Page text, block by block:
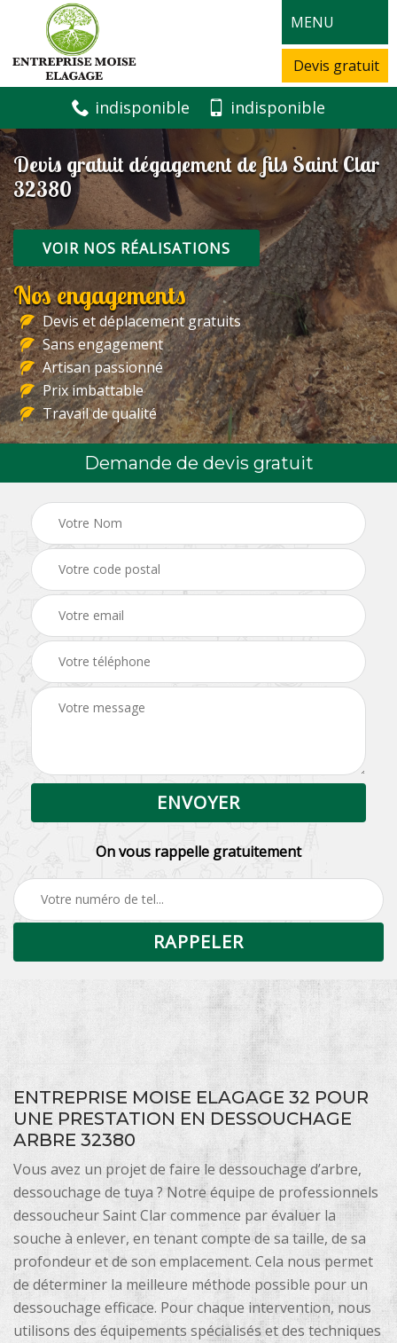
MENU
Devis gratuit
indisponible indisponible
Devis gratuit dégagement de fils Saint Clar
32380
VOIR NOS RÉALISATIONS
Nos engagements
Devis et déplacement gratuits
Sans engagement
Artisan passionné
Prix imbattable
Travail de qualité
Demande de devis gratuit
On vous rappelle gratuitement
ENTREPRISE MOISE ELAGAGE 32 POUR
UNE PRESTATION EN DESSOUCHAGE
ARBRE 32380
Vous avez un projet de faire le dessouchage d’arbre,
dessouchage de tuya ? Notre équipe de professionnels
dessoucheur Saint Clar commence par évaluer la
souche à enlever, en tenant compte de sa taille, de sa
profondeur et de son emplacement. Cela nous permet
de déterminer la meilleure méthode possible pour un
dessouchage efficace. Pour chaque intervention, nous
utilisons des équipements spécialisés et des techniques